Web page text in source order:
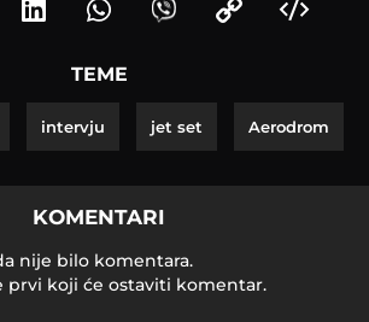
TEME
intervju jet set Aerodrom
KOMENTARI
nije bilo komentara.
prvi koji će ostaviti komentar.